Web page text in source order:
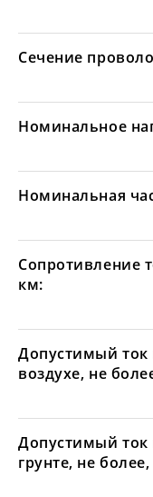
Сечение
Номинальное
Номинальная
Сопротивление
км:
Допустимый ток
воздухе, не
Допустимый ток
грунте, не